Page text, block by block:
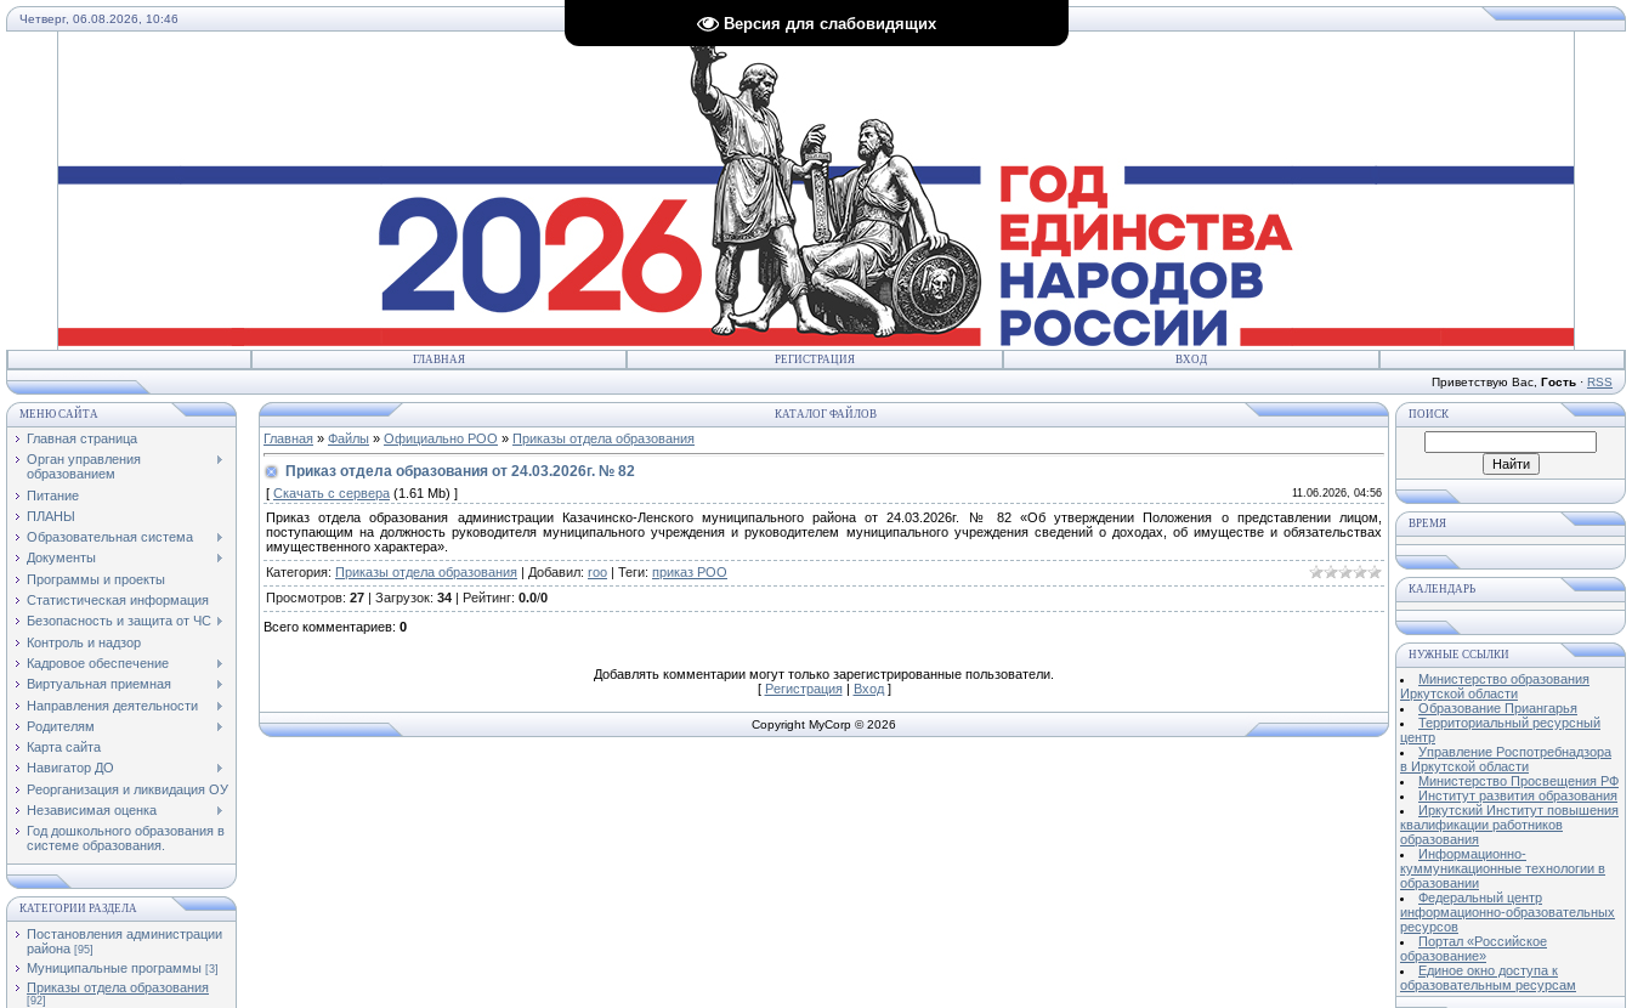
Версия для слабовидящих
Четверг, 06.08.2026, 10:46
ГЛАВНАЯ РЕГИСТРАЦИЯ ВХОД
Приветствую Вас Гость · RSS
МЕНЮ САЙТА
Главная страница
Орган управления
образованием
Питание
ПЛАНЫ
Образовательная система
Документы
Программы и проекты
Статистическая информация
Безопасность и защита от ЧС
Контроль и надзор
Кадровое обеспечение
Виртуальная приемная
Направления деятельности
Родителям
Карта сайта
Навигатор ДО
Реорганизация и ликвидация ОУ
Независимая оценка
Год дошкольного образования в
системе образования.
КАТЕГОРИИ РАЗДЕЛА
Постановления администрации
района [95]
Муниципальные программы [3]
Приказы отдела образования
[92]
КАТАЛОГ ФАЙЛОВ
Главная » Файлы » Официально РОО » Приказы отдела образования
Приказ отдела образования от 24.03.2026г. № 82
[ Скачать с сервера (1.61 Mb) ] 11.06.2026, 04:56
Приказ отдела образования администрации Казачинско-Ленского муниципального района от 24.03.2026г. № 82 «Об утверждении Положения о представлении лицом,
поступающим на должность руководителя муниципального учреждения и руководителем муниципального учреждения сведений о доходах, об имуществе и обязательствах
имущественного характера».
Категория: Приказы отдела образования | Добавил: roo | Теги: приказ РОО
Просмотров: 27 | Загрузок: 34 | Рейтинг: 0.0/0
Всего комментариев: 0
Добавлять комментарии могут только зарегистрированные пользователи.
[ Регистрация| Вход]
Copyright MyCorp © 2026
ПОИСК
ВРЕМЯ
КАЛЕНДАРЬ
НУЖНЫЕ ССЫЛКИ
Министерство образования
Иркутской области
Образование Приангарья
Территориальный ресурсный
центр
Управление Роспотребнадзора
в Иркутской области
Министерство Просвещения РФ
Институт развития образования
Иркутский Институт повышения
квалификации работников
образования
Информационно-
куммуникационные технологии в
образовании
Федеральный центр
информационно-образовательных
ресурсов
Портал «Российское
образование»
Единое окно доступа к
образовательным ресурсам